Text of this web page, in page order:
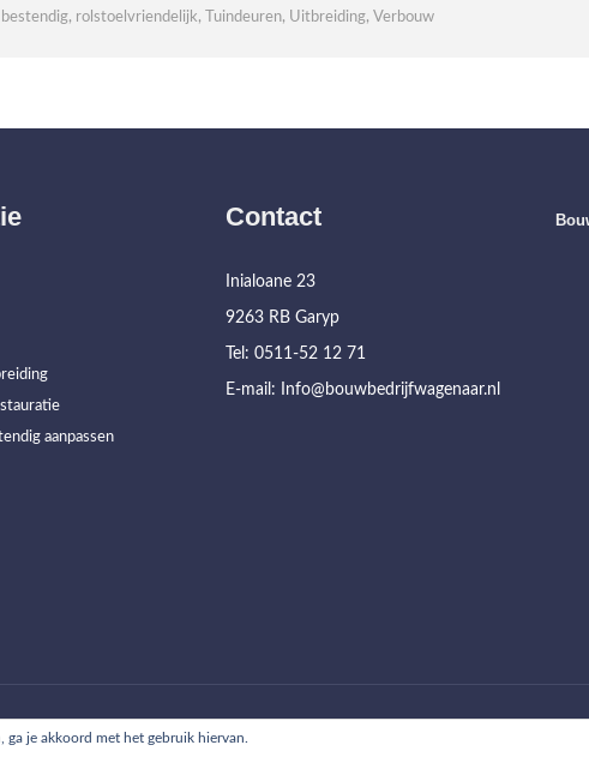
, rolstoelvriendelijk, Tuindeuren, Uitbreiding, Verbouw
aanpassen
Contact
Inialoane 23
9263 RB Garyp
Tel: 0511-52 12 71
E-mail: Info@bouwbedrijfwagenaar.nl
je akkoord met het gebruik hiervan.